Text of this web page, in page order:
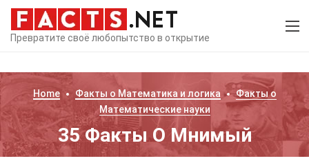
Превратите своё любопытство в открытие
Home Факты о Математика и логика
Факты о
Математические науки
35 Факты О Мнимый